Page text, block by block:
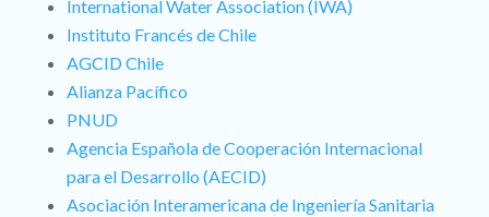
International Water Association (IWA)
Instituto Francés de Chile
AGCID Chile
Alianza Pacífico
PNUD
Agencia Española de Cooperación Internacional
para el Desarrollo (AECID)
Asociación Interamericana de Ingeniería Sanitaria